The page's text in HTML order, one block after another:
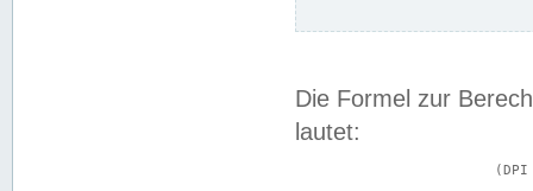
Die Formel zur
lautet: